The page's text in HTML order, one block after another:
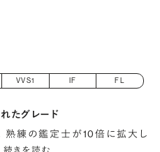
VVS1 IF FL
たグレード
熟練の鑑定士が10倍に拡大し